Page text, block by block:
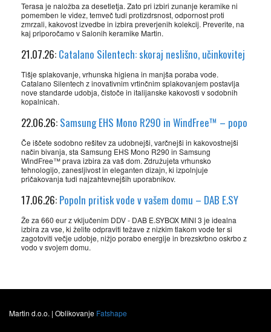
Terasa je naložba za desetletja. Zato pri izbiri zunanje keramike ni
pomemben le videz, temveč tudi protizdrsnost, odpornost proti
zmrzali, kakovost izvedbe in izbira preverjenih kolekcij. Preverite, na
kaj priporočamo v Salonih keramike Martin.
21.07.26: Catalano Silentech: skoraj neslišno, učinkovitej
Tišje splakovanje, vrhunska higiena in manjša poraba vode.
Catalano Silentech z inovativnim vrtinčnim splakovanjem postavlja
nove standarde udobja, čistoče in italijanske kakovosti v sodobnih
kopalnicah.
22.06.26: Samsung EHS Mono R290 in WindFree™ – popo
Če iščete sodobno rešitev za udobnejši, varčnejši in kakovostnejši
način bivanja, sta Samsung EHS Mono R290 in Samsung
WindFree™ prava izbira za vaš dom. Združujeta vrhunsko
tehnologijo, zanesljivost in eleganten dizajn, ki izpolnjuje
pričakovanja tudi najzahtevnejših uporabnikov.
17.06.26: Popoln pritisk vode v vašem domu – DAB E.SY
Že za 660 eur z vključenim DDV - DAB E.SYBOX MINI 3 je idealna
izbira za vse, ki želite odpraviti težave z nizkim tlakom vode ter si
zagotoviti večje udobje, nižjo porabo energije in brezskrbno oskrbo z
vodo v svojem domu.
Martin d.o.o. | Oblikovanje Fatshape